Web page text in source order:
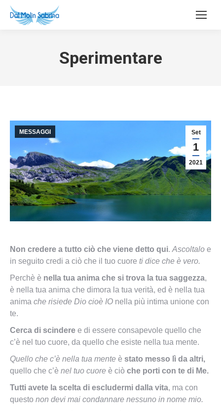
Sperimentare
Set
1
2021
MESSAGGI
Non credere a tutto ciò che viene detto qui. Ascoltalo e
in seguito credi a ciò che il tuo cuore ti dice che è vero.
Perchè è nella tua anima che si trova la tua saggezza,
è nella tua anima che dimora la tua verità, ed è nella tua
anima che risiede Dio cioè IO nella più intima unione con
te.
Cerca di scindere e di essere consapevole quello che
c’è nel tuo cuore, da quello che esiste nella tua mente.
Quello che c’è nella tua mente è stato messo lì da altri,
quello che c’è nel tuo cuore è ciò che porti con te di Me.
Tutti avete la scelta di escludermi dalla vita, ma con
questo non devi mai condannare nessuno in nome mio.